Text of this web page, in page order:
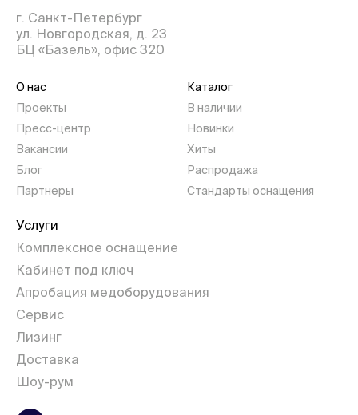
г. Санкт-Петербург
ул. Новгородская, д. 23
БЦ «Базель», офис 320
О нас
Проекты
Пресс-центр
Вакансии
Блог
Партнеры
Каталог
В наличии
Новинки
Хиты
Распродажа
Стандарты оснащения
Услуги
Комплексное оснащение
Кабинет под ключ
Апробация медоборудования
Сервис
Лизинг
Доставка
Шоу-рум